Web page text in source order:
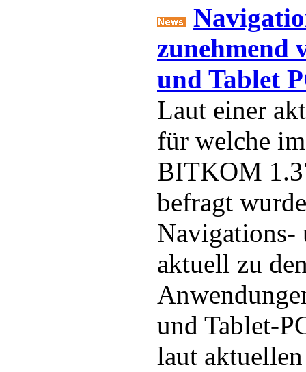
zunehmend
und Tablet
Laut einer
für welche
BITKOM
befragt
Navigations-
aktuell zu
und Tablet-
laut